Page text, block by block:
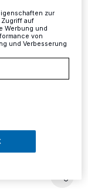
des heutigen
Die
zur
auf
Werbung und
von
und Verbesserung